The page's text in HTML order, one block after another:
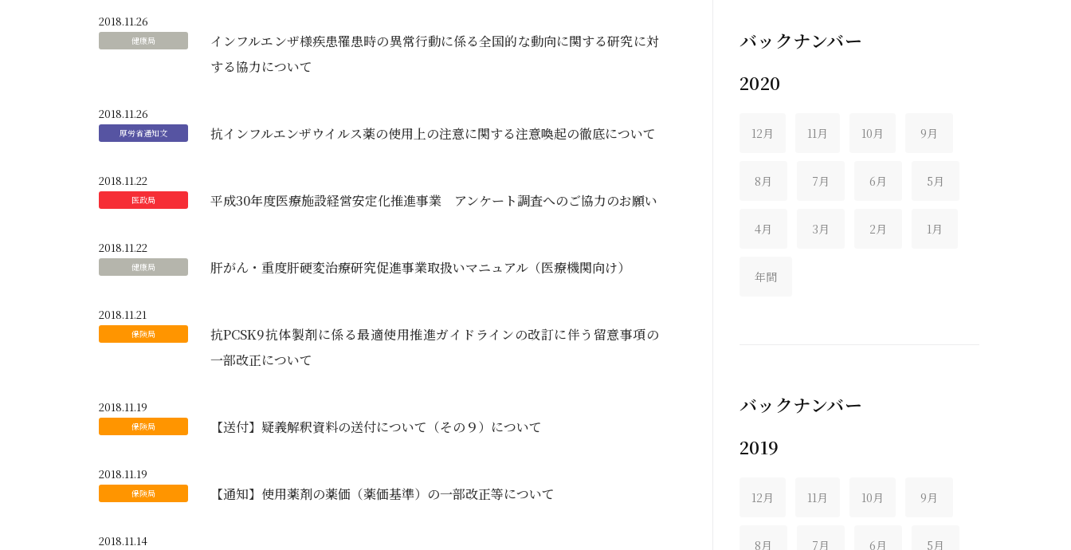
2018.11.26
インフルエンザ様疾患罹患時の異常行動に係る全国的な動向に関する研究に対
する協力について
2018.11.26
抗インフルエンザウイルス薬の使用上の注意に関する注意喚起の徹底について
2018.11.22
平成30年度医療施設経営安定化推進事業 アンケート調査へのご協力のお願い
2018.11.22
肝がん・重度肝硬変治療研究促進事業取扱いマニュアル（医療機関向け）
2018.11.21
抗PCSK9抗体製剤に係る最適使用推進ガイドラインの改訂に伴う留意事項の
一部改正について
2018.11.19
【送付】疑義解釈資料の送付について（その９）について
2018.11.19
【通知】使用薬剤の薬価（薬価基準）の一部改正等について
2018.11.14
バックナンバー
2020
12月 11月 10月 9月
8月 7月 6月 5月
4月 3月 2月 1月
年間
バックナンバー
2019
12月 11月 10月 9月
8月 7月 6月 5月